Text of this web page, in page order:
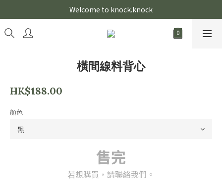
Welcome to knock.knock
橫間線料背心
HK$188.00
顏色
售完
若想購買，請聯絡我們。